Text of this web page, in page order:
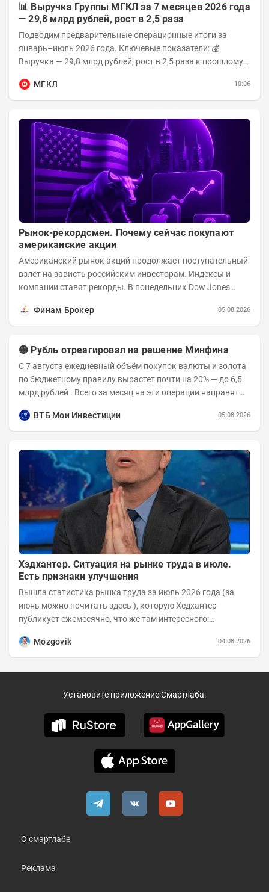
📊 Выручка Группы МГКЛ за 7 месяцев 2026 года
— 29,8 млрд рублей, рост в 2,5 раза
Подводим предварительные операционные итоги за
январь–июль 2026 года. Ключевые показатели: 💰
Выручка — 29,8 млрд рублей, рост в 2,5 раза к прошлому
МГКЛ
10:06
Рынок-рекордсмен. Почему сейчас покупают
американские акции
Американский рынок акций продолжает поступательный
взлет на зависть российским инвесторам. Индексы и
компании ставят рекорды. В понедельник Dow Jones
Финам Брокер
05.08.2026
🟡 Рубль отреагировал на решение Минфина
С 7 августа ежедневный объём покупок валюты и золота
по бюджетному правилу вырастет почти на 20% — до 6,5
млрд рублей . Всего за месяц на эти операции направят
ВТБ Мои Инвестиции
05.08.2026
Хэдхантер. Ситуация на рынке труда в июле.
Есть признаки улучшения
Вышла статистика рынка труда за июль 2026 года (за
июнь можно почитать здесь ), которую Хедхантер
публикует ежемесячно, что же там интересного:
Mozgovik
04.08.2026
Установите приложение Смартлаба:
О смартлабе
Реклама